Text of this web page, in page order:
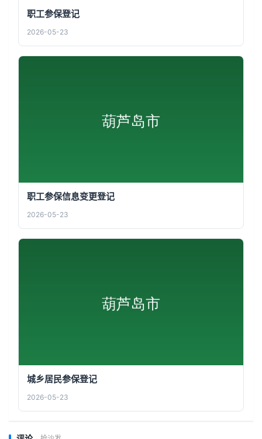
职工参保登记
2026-05-23
职工参保信息变更登记
2026-05-23
城乡居民参保登记
2026-05-23